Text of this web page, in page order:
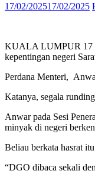
17/02/202517/02/2025
KUALA LUMPUR 17
kepentingan negeri
Perdana Menteri,
Katanya, segala
Anwar pada Sesi
minyak di negeri
Beliau berkata hasrat
“DGO dibaca sekali